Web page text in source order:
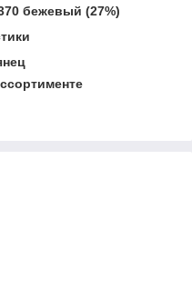
бежевый (27%)